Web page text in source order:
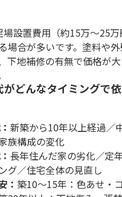
場設置費用（約15万〜25万
場合が多いです。塗料や
下地補修の有無で価格が大
がどんなタイミングで
新築から10年以上経過／
族構成の変化
長年住んだ家の劣化／定
グ／住宅全体の見直し
： 築10〜15年：色あせ・